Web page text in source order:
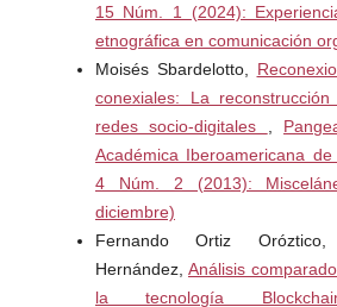
transdigital.org/index.php/
MoodleDocs. (2007). Usos de
de aplicación. Moodle. Página de
Moodle. Visitado en febrero
https://tinyurl.com/46hf6wk3
Molina, J., Aranda, L., Flores, M.,
Utilización del alfa de
confiabilidad de un
15 Núm. 1 (2024):
etnográfica en comunicación
Moisés Sbardelotto,
conexiales: La
redes socio-digitales
Académica Iberoamericana de
4 Núm. 2 (2013):
diciembre)
Fernando Ortiz
Hernández, Análisis
la tecnología